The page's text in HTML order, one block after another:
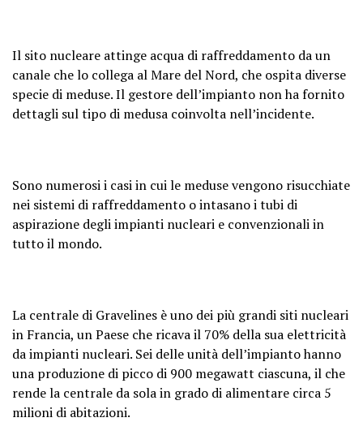
Il sito nucleare attinge acqua di raffreddamento da un
canale che lo collega al Mare del Nord, che ospita diverse
specie di meduse. Il gestore dell’impianto non ha fornito
dettagli sul tipo di medusa coinvolta nell’incidente.
Sono numerosi i casi in cui le meduse vengono risucchiate
nei sistemi di raffreddamento o intasano i tubi di
aspirazione degli impianti nucleari e convenzionali in
tutto il mondo.
La centrale di Gravelines è uno dei più grandi siti nucleari
in Francia, un Paese che ricava il 70% della sua elettricità
da impianti nucleari. Sei delle unità dell’impianto hanno
una produzione di picco di 900 megawatt ciascuna, il che
rende la centrale da sola in grado di alimentare circa 5
milioni di abitazioni.